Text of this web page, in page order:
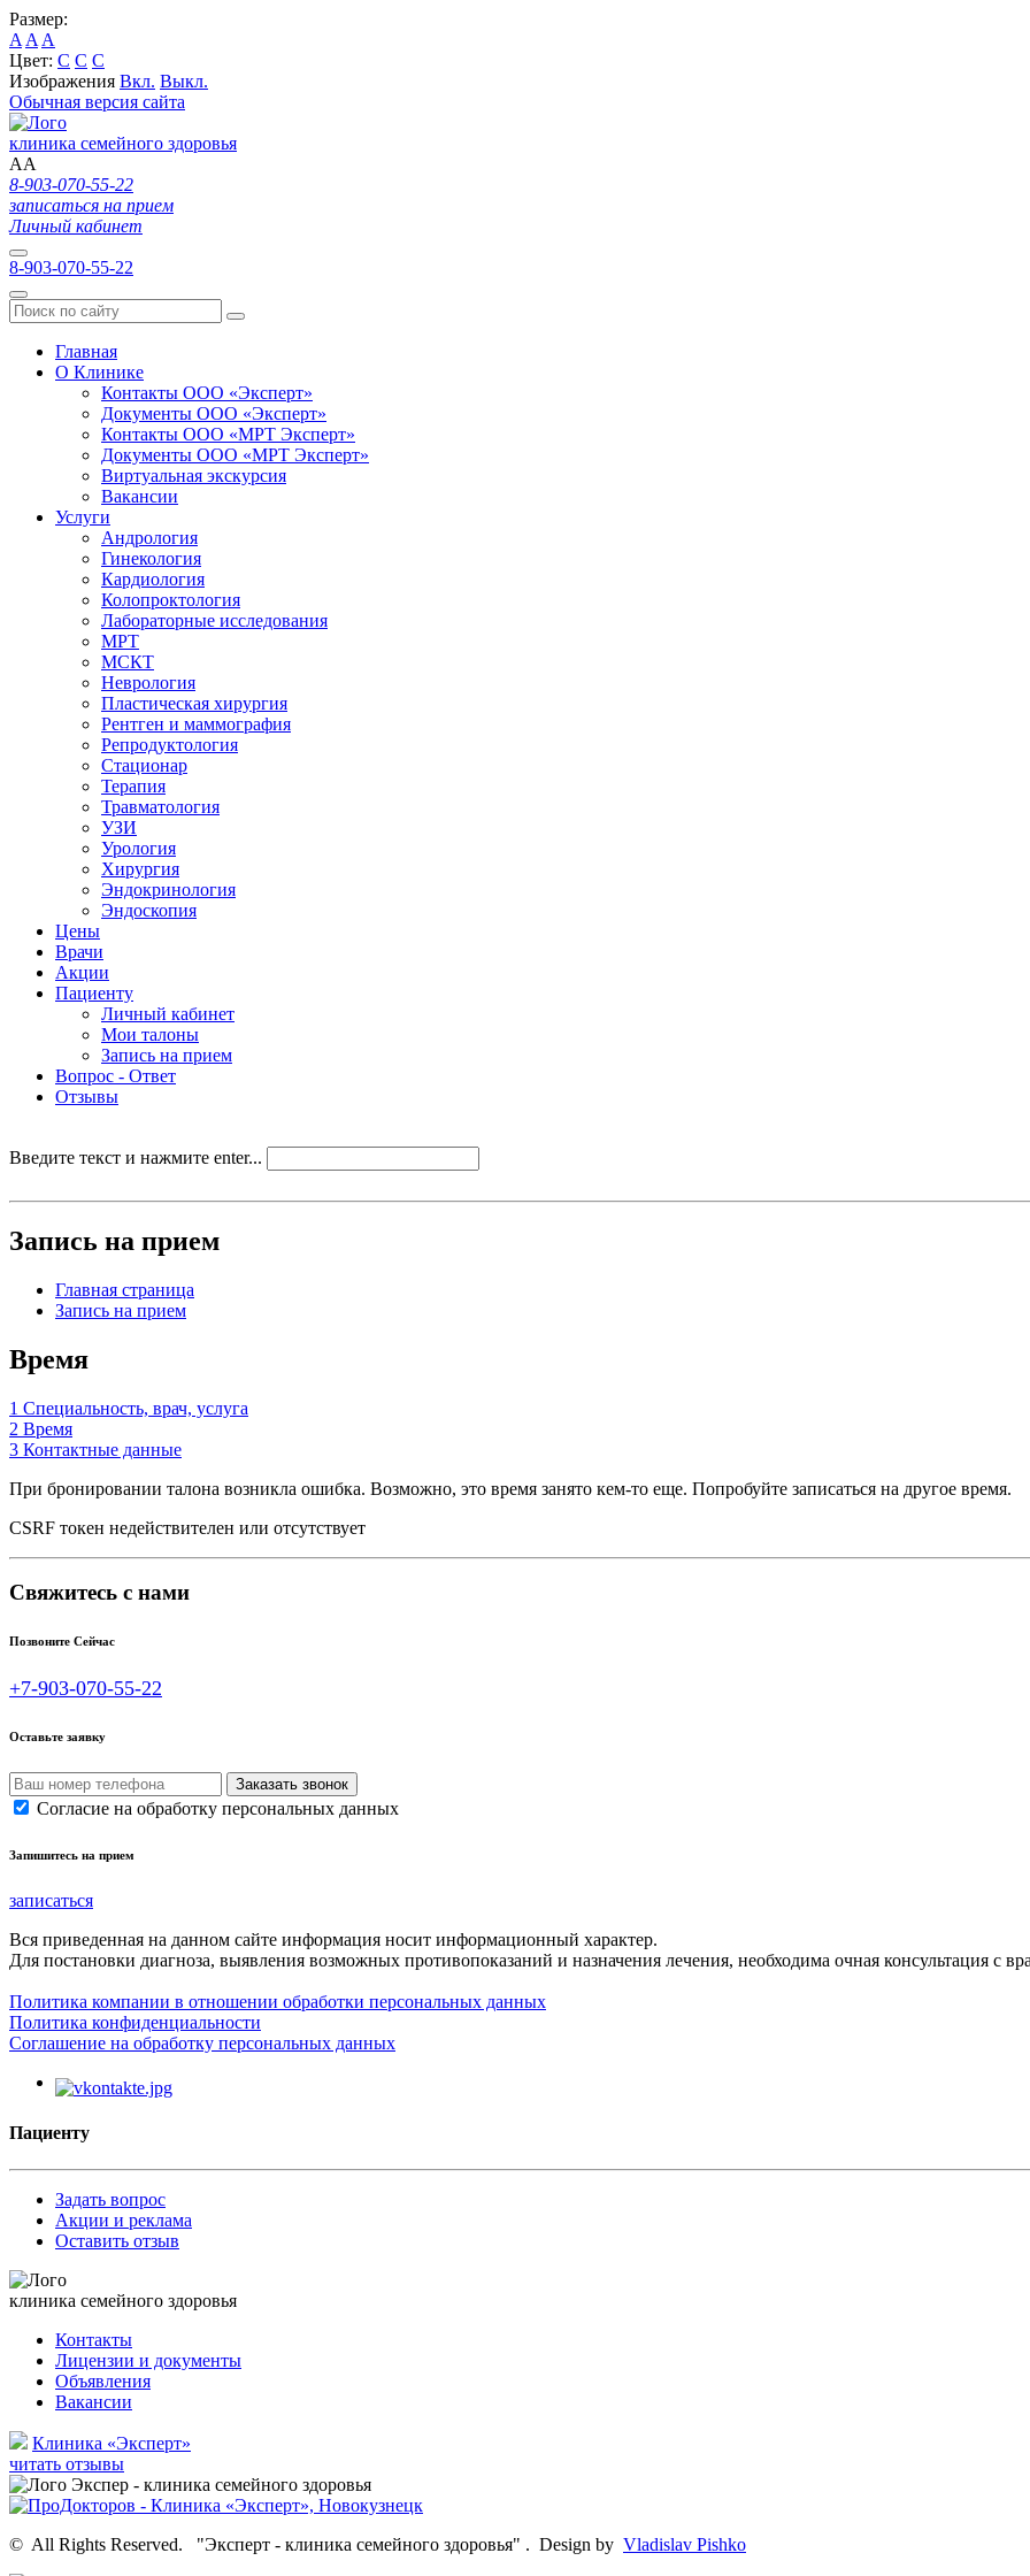
Размер:
A A A
Цвет: C C C
Изображения Вкл. Выкл.
Обычная версия сайта
клиника семейного здоровья
AA
8-903-070-55-22
записаться на прием
Личный кабинет
8-903-070-55-22
Главная
О Клинике
Контакты ООО «Эксперт»
Документы ООО «Эксперт»
Контакты ООО «МРТ Эксперт»
Документы ООО «МРТ Эксперт»
Виртуальная экскурсия
Вакансии
Услуги
Андрология
Гинекология
Кардиология
Колопроктология
Лабораторные исследования
МРТ
МСКТ
Неврология
Пластическая хирургия
Рентген и маммография
Репродуктология
Стационар
Терапия
Травматология
УЗИ
Урология
Хирургия
Эндокринология
Эндоскопия
Цены
Врачи
Акции
Пациенту
Личный кабинет
Мои талоны
Запись на прием
Вопрос - Ответ
Отзывы
Введите текст и нажмите enter...
Запись на прием
Главная страница
Запись на прием
Время
1 Специальность, врач, услуга
2 Время
3 Контактные данные
При бронировании талона возникла ошибка. Возможно, это время занято кем-то еще. Попробуйте записаться на другое время.
CSRF токен недействителен или отсутствует
Свяжитесь с нами
Позвоните Сейчас
+7-903-070-55-22
Оставьте заявку
Согласие на обработку персональных данных
Запишитесь на прием
записаться
Вся приведенная на данном сайте информация носит информационный характер.
Для постановки диагноза, выявления возможных противопоказаний и назначения лечения, необходима очная консультация с
Политика компании в отношении обработки персональных данных
Политика конфиденциальности
Соглашение на обработку персональных данных
Пациенту
Задать вопрос
Акции и реклама
Оставить отзыв
клиника семейного здоровья
Контакты
Лицензии и документы
Объявления
Вакансии
Клиника «Эксперт»
читать отзывы
© All Rights Reserved. "Эксперт - клиника семейного здоровья" . Design by Vladislav Pishko